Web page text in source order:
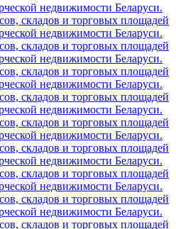
недвижимости Беларуси.
складов и торговых площадей
недвижимости Беларуси.
складов и торговых площадей
недвижимости Беларуси.
складов и торговых площадей
недвижимости Беларуси.
складов и торговых площадей
недвижимости Беларуси.
складов и торговых площадей
недвижимости Беларуси.
складов и торговых площадей
недвижимости Беларуси.
складов и торговых площадей
недвижимости Беларуси.
складов и торговых площадей
недвижимости Беларуси.
складов и торговых площадей